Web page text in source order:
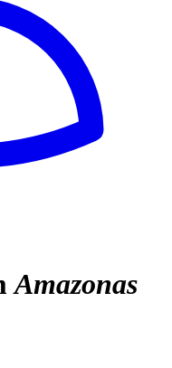
Amazonas